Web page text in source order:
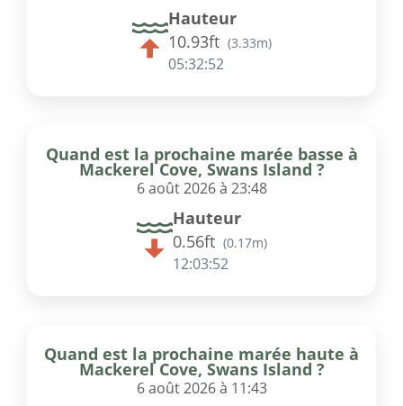
Hauteur
10.93ft (3.33m)
05:32:52
Quand est la prochaine marée basse à
Mackerel Cove, Swans Island ?
6 août 2026 à 23:48
Hauteur
0.56ft (0.17m)
12:03:52
Quand est la prochaine marée haute à
Mackerel Cove, Swans Island ?
6 août 2026 à 11:43